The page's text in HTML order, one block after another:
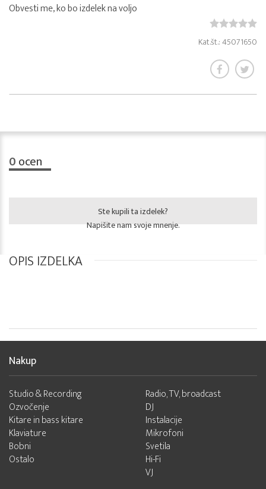
Obvesti me, ko bo izdelek na voljo
Kat.št.: 45071650
0ocen
Ste kupili ta izdelek?
Napišite nam svoje mnenje.
OPIS IZDELKA
Nakup
Studio & Recording
Ozvočenje
Kitare in bass kitare
Klaviature
Bobni
Ostalo
Radio, TV, broadcast
DJ
Instalacije
Mikrofoni
Svetila
Hi-Fi
VJ